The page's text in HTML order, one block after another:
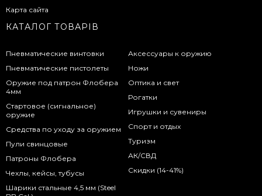
Карта сайта
КАТАЛОГ ТОВАРІВ
Пневматические винтовки
Пневматические пистолеты
Оружие под патрон Флобера
4мм
Стартовое (сигнальное)
оружие
Средства по уходу за оружием
Пули свинцовые
Патроны Флобера
Чехлы, кейсы, тубусы
Шарики стальные 4,5 мм (Steel
Аксессуары к оружию
Ножи
Оптика и свет
Рогатки
Игрушки и сувениры
Спорт и отдых
Туризм
АК/СВД
Скидки (14-41%)